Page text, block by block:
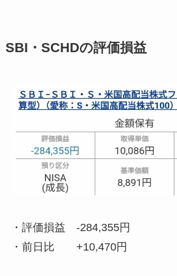
SBI・SCHDの評価損益
・評価損益 -284,355円
・前日比 +10,470円